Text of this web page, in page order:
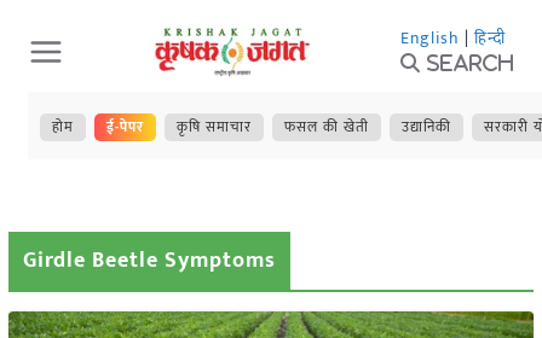
Skip
to
content
English | हिन्दी
Search
होम ई-पेपर कृषि समाचार फसल की खेती उद्यानिकी सरकारी
Girdle Beetle Symptoms